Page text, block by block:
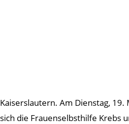
Kaiserslautern. Am Dienstag,
sich die Frauenselbsthilfe Krebs